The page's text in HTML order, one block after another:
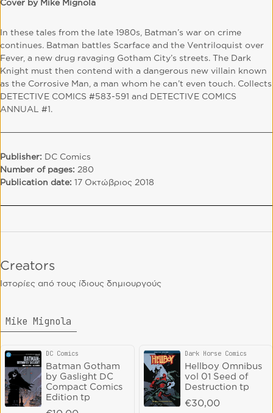
Cover by Mike Mignola
In these tales from the late 1980s, Batman’s war on crime
continues. Batman battles Scarface and the Ventriloquist over
Fever, a new drug ravaging Gotham City’s streets. The Dark
Knight must then contend with a dangerous new villain known
as the Corrosive Man, a man whom he can’t even touch. Collects
DETECTIVE COMICS #583-591 and DETECTIVE COMICS
ANNUAL #1.
Publisher: DC Comics
Number of pages: 280
Publication date: 17 Οκτώβριος 2018
Creators
Ιστορίες από τους ίδιους δημιουργούς
Mike Mignola
Vendor:
DC Comics
Batman Gotham
by Gaslight DC
Compact Comics
Edition tp
Vendor:
Dark Horse Comics
Hellboy Omnibus
vol 01 Seed of
Destruction tp
Regular price
€30,00